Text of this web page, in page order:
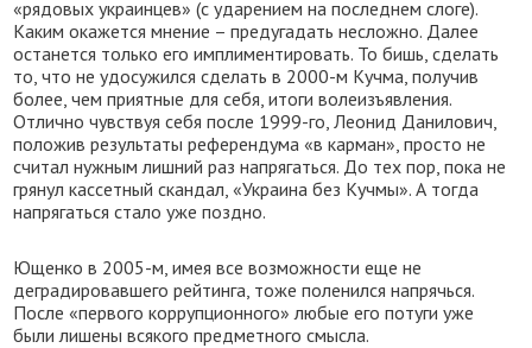
«рядовых украинцев» (с ударением на последнем слоге).
Каким окажется мнение – предугадать несложно. Далее
останется только его имплиментировать. То бишь, сделать
то, что не удосужился сделать в 2000-м Кучма, получив
более, чем приятные для себя, итоги волеизъявления.
Отлично чувствуя себя после 1999-го, Леонид Данилович,
положив результаты референдума «в карман», просто не
считал нужным лишний раз напрягаться. До тех пор, пока не
грянул кассетный скандал, «Украина без Кучмы». А тогда
напрягаться стало уже поздно.
Ющенко в 2005-м, имея все возможности еще не
деградировавшего рейтинга, тоже поленился напрячься.
После «первого коррупционного» любые его потуги уже
были лишены всякого предметного смысла.